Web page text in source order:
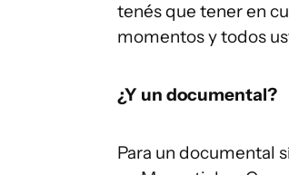
tenés que tener en
momentos y todos
¿Y un documental?
Para un documental